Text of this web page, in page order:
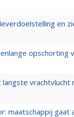
en
opschorting
langste
maatschappij